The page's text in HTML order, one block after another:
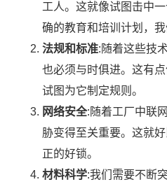
工人。这就像试图击中
确的教育和培训计划，我
法规和标准:随着这些技
也必须与时俱进。这有
试图为它制定规则。
网络安全:随着工厂中联
胁变得至关重要。这就
正的好锁。
材料科学:我们需要不断